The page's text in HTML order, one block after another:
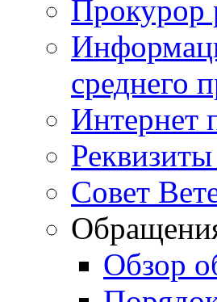
Прокурор
среднего
Интернет
Совет
Обзор